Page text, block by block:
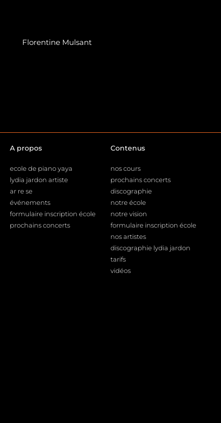
Florentine Mulsant
A propos
ecole de piano yaya
lydia jardon artiste
ar re se
événements
formulaire inscription école
prochains concerts
Contenus
nos cours
prochains concerts
discographie
notre école
notre vision
formulaire inscription école
nos artistes
discographie lydia jardon
tarifs
vidéos